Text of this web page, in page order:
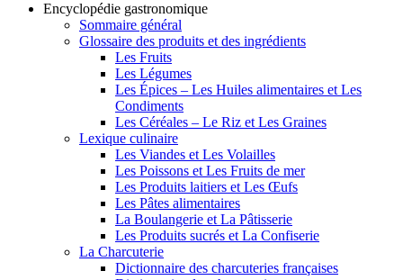
Encyclopédie gastronomique
Sommaire général
Glossaire des produits et des ingrédients
Les Fruits
Les Légumes
Les Épices – Les Huiles alimentaires et Les
Condiments
Les Céréales – Le Riz et Les Graines
Lexique culinaire
Les Viandes et Les Volailles
Les Poissons et Les Fruits de mer
Les Produits laitiers et Les Œufs
Les Pâtes alimentaires
La Boulangerie et La Pâtisserie
Les Produits sucrés et La Confiserie
La Charcuterie
Dictionnaire des charcuteries françaises